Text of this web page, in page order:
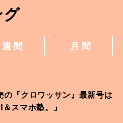
グ
週 間 月 間
の『クロワッサン』最新号は
＆スマホ塾。」